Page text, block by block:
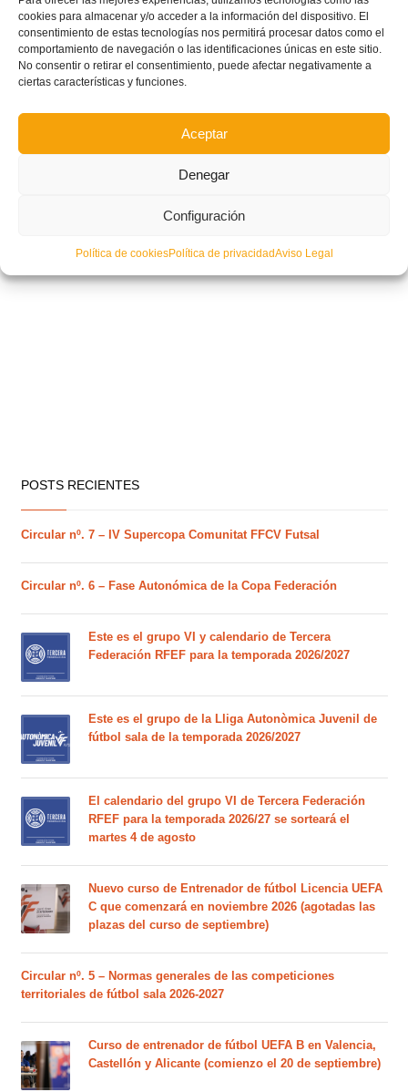
cookies para almacenar y/o acceder a la información del dispositivo. El
consentimiento de estas tecnologías nos permitirá procesar datos como el
comportamiento de navegación o las identificaciones únicas en este sitio.
No consentir o retirar el consentimiento, puede afectar negativamente a
ciertas características y funciones.
Aceptar
Denegar
Configuración
Política de cookiesPolítica de privacidadAviso Legal
POSTS RECIENTES
Circular nº. 7 – IV Supercopa Comunitat FFCV Futsal
Circular nº. 6 – Fase Autonómica de la Copa Federación
Este es el grupo VI y calendario de Tercera
Federación RFEF para la temporada 2026/2027
Este es el grupo de la Lliga Autonòmica Juvenil de
fútbol sala de la temporada 2026/2027
El calendario del grupo VI de Tercera Federación
RFEF para la temporada 2026/27 se sorteará el
martes 4 de agosto
Nuevo curso de Entrenador de fútbol Licencia UEFA
C que comenzará en noviembre 2026 (agotadas las
plazas del curso de septiembre)
Circular nº. 5 – Normas generales de las competiciones
territoriales de fútbol sala 2026-2027
Curso de entrenador de fútbol UEFA B en Valencia,
Castellón y Alicante (comienzo el 20 de septiembre)